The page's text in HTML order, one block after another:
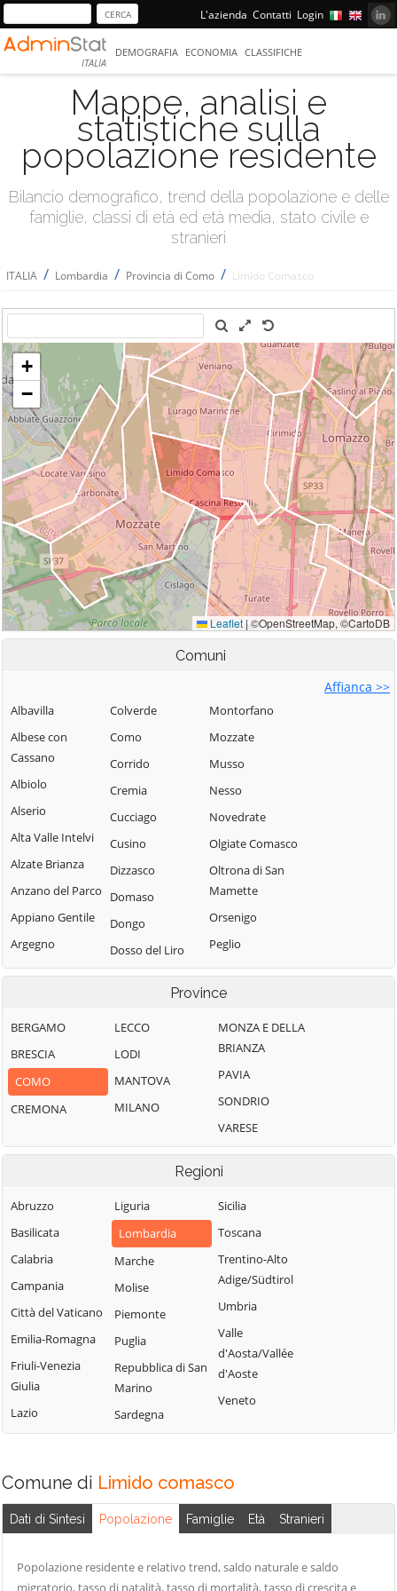
L'azienda Contatti Login
ITALIA
DEMOGRAFIA ECONOMIA CLASSIFICHE
Mappe, analisi e
statistiche sulla
popolazione residente
Bilancio demografico, trend della popolazione e delle
famiglie, classi di età ed età media, stato civile e
stranieri
ITALIA / Lombardia / Provincia di Como / Limido Comasco
Comuni
Affianca >>
Albavilla
Albese con
Cassano
Albiolo
Alserio
Alta Valle Intelvi
Alzate Brianza
Anzano del Parco
Appiano Gentile
Argegno
Arosio
Barni
Bellagio
Bene Lario
Beregazzo con
Binago
Blessagno
Blevio
Bregnano
Brenna
Brienno
Brunate
Bulgarograsso
Cabiate
Cadorago
Canzo
Intimiano
Colverde
Como
Corrido
Cremia
Cucciago
Cusino
Dizzasco
Domaso
Dongo
Dosso del Liro
Erba
Faggeto Lario
Faloppio
Fenegrò
Figino Serenza
Grandate
Grandola ed Uniti
Gravedona ed
Uniti
Griante
Guanzate
Inverigo
Laglio
Laino
Lasnigo
Lezzeno
Limido
Montorfano
Mozzate
Musso
Nesso
Novedrate
Olgiate Comasco
Oltrona di San
Mamette
Orsenigo
Peglio
Pianello del Lario
Pigra
Plesio
Pognana Lario
Ponna
Ponte Lambro
Porlezza
Proserpio
Rezzago
Rodero
Rovellasca
Rovello Porro
San Nazzaro Val
San Siro
Schignano
Senna Comasco
Solbiate con
Cagno
Province
BERGAMO
BRESCIA
COMO
CREMONA
LECCO
LODI
MANTOVA
MILANO
MONZA E DELLA
BRIANZA
PAVIA
SONDRIO
VARESE
Regioni
Abruzzo
Basilicata
Calabria
Campania
Città del Vaticano
Emilia-Romagna
Friuli-Venezia
Giulia
Lazio
Liguria
Lombardia
Marche
Molise
Piemonte
Puglia
Repubblica di San
Marino
Sardegna
Sicilia
Toscana
Trentino-Alto
Adige/Südtirol
Umbria
Valle
d'Aosta/Vallée
d'Aoste
Veneto
Comune di Limido comasco
Dati di Sintesi Popolazione Famiglie Età Stranieri
Popolazione residente e relativo trend, saldo naturale e saldo
migratorio, tasso di natalità, tasso di mortalità, tasso di crescita e